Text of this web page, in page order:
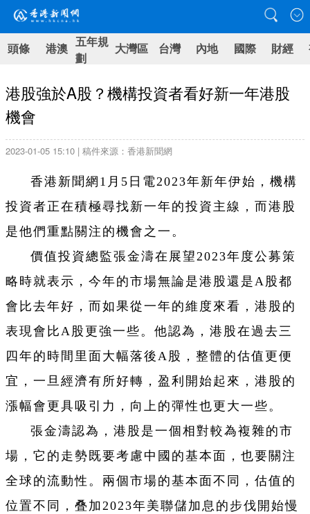
頭條 港澳 五年規
劃
大灣區 台灣 內地 國際 財經
港股強於A股？機構投資者看好新一年港股
機會
2023-01-05 15:10 | 稿件來源：香港新聞網
香港新聞網1月5日電2023年新年伊始，機構
投資者正在積極尋找新一年的投資主線，而港股
是他們重點關注的機會之一。
價值投資總監張金濤在展望2023年度公募策
略時就表示，今年的市場無論是港股還是A股都
會比去年好，而如果從一年的維度來看，港股的
表現會比A股更強一些。他認為，港股在過去三
四年的時間里面大幅落後A股，整體的估值更便
宜，一旦經濟有所好轉，盈利開始起來，港股的
漲幅會更具吸引力，向上的彈性也更大一些。
張金濤認為，港股是一個相對較為複雜的市
場，它的走勢既要考慮中國的基本面，也要關注
全球的流動性。兩個市場的基本面不同，估值的
位置不同，叠加2023年美聯儲加息的步伐開始慢